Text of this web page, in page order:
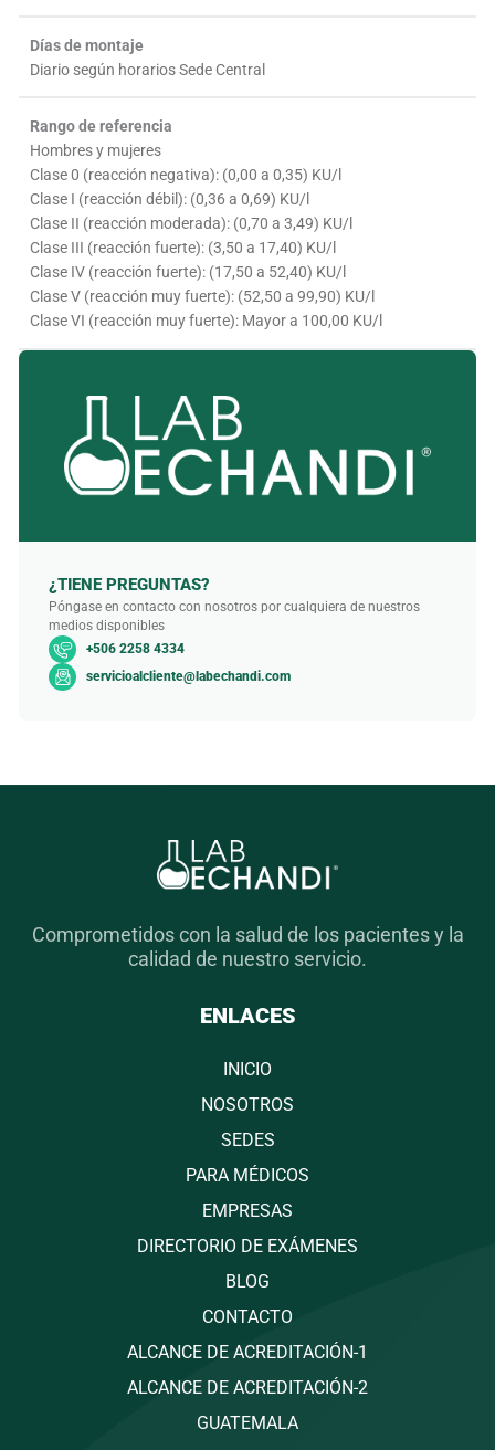
Días de montaje
Diario según horarios Sede Central
Rango de referencia
Hombres y mujeres
Clase 0 (reacción negativa): (0,00 a 0,35) KU/l
Clase I (reacción débil): (0,36 a 0,69) KU/l
Clase II (reacción moderada): (0,70 a 3,49) KU/l
Clase III (reacción fuerte): (3,50 a 17,40) KU/l
Clase IV (reacción fuerte): (17,50 a 52,40) KU/l
Clase V (reacción muy fuerte): (52,50 a 99,90) KU/l
Clase VI (reacción muy fuerte): Mayor a 100,00 KU/l
¿TIENE PREGUNTAS?
Póngase en contacto con nosotros por cualquiera de nuestros
medios disponibles
+506 2258 4334
servicioalcliente@labechandi.com
Comprometidos con la salud de los pacientes y la
calidad de nuestro servicio.
ENLACES
INICIO
NOSOTROS
SEDES
PARA MÉDICOS
EMPRESAS
DIRECTORIO DE EXÁMENES
BLOG
CONTACTO
ALCANCE DE ACREDITACIÓN-1
ALCANCE DE ACREDITACIÓN-2
GUATEMALA